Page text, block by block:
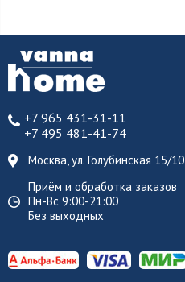
+7 965 431-31-11
+7 495 481-41-74
Москва, ул. Голубинская 15/10
Приём и обработка заказов
Пн-Вс 9:00-21:00
Без выходных